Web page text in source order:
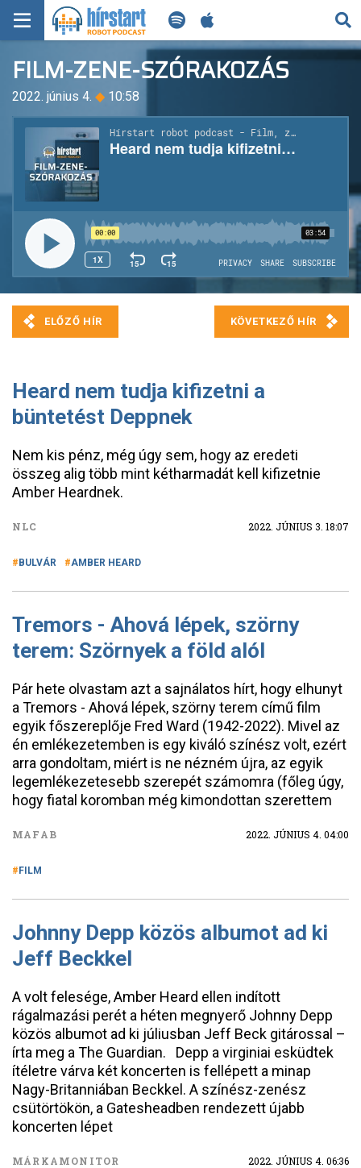
KERESÉS
KEZDŐLAP
FRISS HÍREK
TECH HÍREK
FILM-ZENE-SZÓRAKOZÁS
PLAYLIST
MI AZ A ROBOT PODCAST?
FILM-ZENE-SZÓRAKOZÁS
2022. június 4. ◆ 10:58
Heard nem tudja kifizetni a
büntetést Deppnek
Nem kis pénz, még úgy sem, hogy az eredeti
összeg alig több mint kétharmadát kell kifizetnie
Amber Heardnek.
NLC 2022. JÚNIUS 3. 18:07
BULVÁR AMBER HEARD
Tremors - Ahová lépek, szörny
terem: Szörnyek a föld alól
Pár hete olvastam azt a sajnálatos hírt, hogy elhunyt
a Tremors - Ahová lépek, szörny terem című film
egyik főszereplője Fred Ward (1942-2022). Mivel az
én emlékezetemben is egy kiváló színész volt, ezért
arra gondoltam, miért is ne nézném újra, az egyik
legemlékezetesebb szerepét számomra (főleg úgy,
hogy fiatal koromban még kimondottan szerettem
MAFAB 2022. JÚNIUS 4. 04:00
FILM
Johnny Depp közös albumot ad ki
Jeff Beckkel
A volt felesége, Amber Heard ellen indított
rágalmazási perét a héten megnyerő Johnny Depp
közös albumot ad ki júliusban Jeff Beck gitárossal –
írta meg a The Guardian. Depp a virginiai esküdtek
ítéletre várva két koncerten is fellépett a minap
Nagy-Britanniában Beckkel. A színész-zenész
csütörtökön, a Gatesheadben rendezett újabb
koncerten lépet
MÁRKAMONITOR 2022. JÚNIUS 4. 06:36